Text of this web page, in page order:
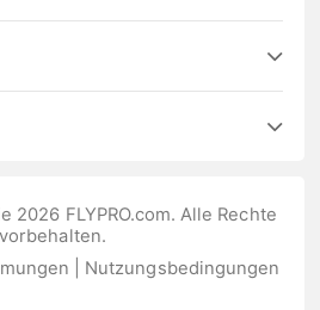
2026 FLYPRO.com. Alle Rechte
vorbehalten.
Nutzungsbedingungen